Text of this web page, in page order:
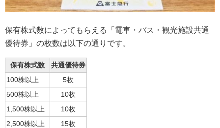
保有株式数によってもらえる「電車・バス・観光施設共通
優待券」の枚数は以下の通りです。
保有株式数
共通優待券
100株以上
5枚
500株以上
10枚
1,500株以上
10枚
2,500株以上
15枚